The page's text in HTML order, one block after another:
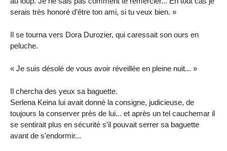
serais très honoré d’être ton ami, si tu veux bien. »
Il se tourna vers Dora Durozier, qui caressait son ours en
peluche.
« Je suis désolé de vous avoir réveillée en pleine nuit... »
Il chercha des yeux sa baguette.
Serlena Keina lui avait donné la consigne, judicieuse, de
toujours la conserver près de lui... et après un tel cauchemar il
se sentirait plus en sécurité s’il pouvait serrer sa baguette
avant de s’endormir...